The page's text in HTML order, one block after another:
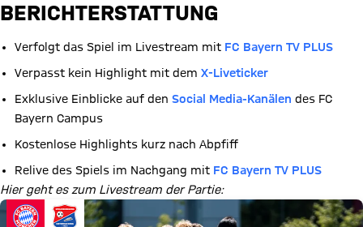
BERICHTERSTATTUNG
Verfolgt das Spiel im Livestream mit FC Bayern TV PLUS
Verpasst kein Highlight mit dem X-Liveticker
Exklusive Einblicke auf den Social Media-Kanälen des FC
Bayern Campus
Kostenlose Highlights kurz nach Abpfiff
Relive des Spiels im Nachgang mit FC Bayern TV PLUS
Hier geht es zum Livestream der Partie: